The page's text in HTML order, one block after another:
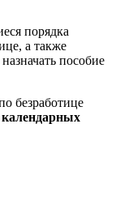
порядка
а также
пособие
безработице
календарных